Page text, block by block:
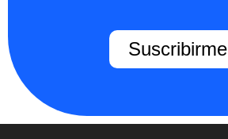
Suscribirme